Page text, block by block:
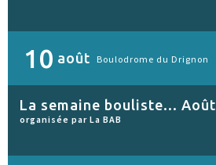
10 août Boulodrome du Drignon
La semaine bouliste... Août
organisée par La BAB